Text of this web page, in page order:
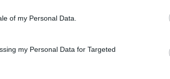
of my Personal Data.
my Personal Data for Targeted